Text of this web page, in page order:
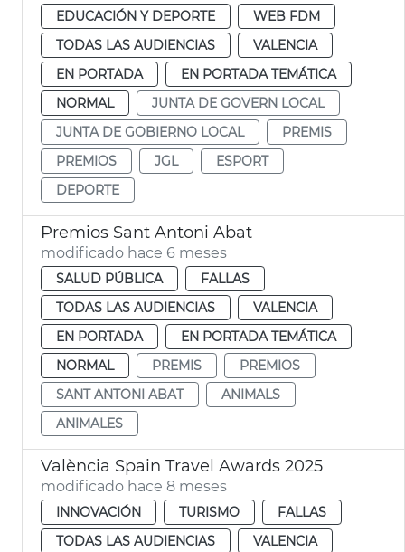
EDUCACIÓN Y DEPORTE
WEB FDM
TODAS LAS AUDIENCIAS
VALENCIA
EN PORTADA
EN PORTADA TEMÁTICA
NORMAL
JUNTA DE GOVERN LOCAL
JUNTA DE GOBIERNO LOCAL
PREMIS
PREMIOS
JGL
ESPORT
DEPORTE
Premios Sant Antoni Abat
modificado hace 6 meses
SALUD PÚBLICA
FALLAS
TODAS LAS AUDIENCIAS
VALENCIA
EN PORTADA
EN PORTADA TEMÁTICA
NORMAL
PREMIS
PREMIOS
SANT ANTONI ABAT
ANIMALS
ANIMALES
València Spain Travel Awards 2025
modificado hace 8 meses
INNOVACIÓN TURISMO
FALLAS
TODAS LAS AUDIENCIAS
VALENCIA